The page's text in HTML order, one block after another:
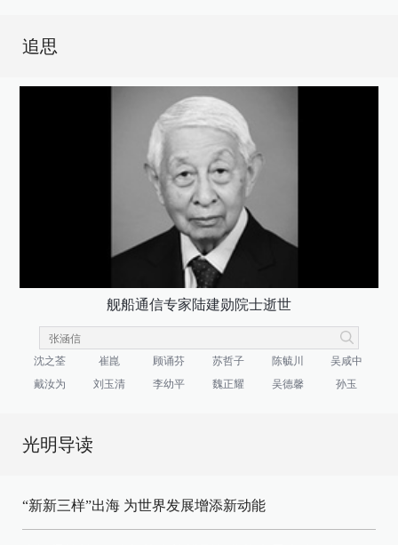
追思
舰船通信专家陆建勋院士逝世
沈之荃 崔崑 顾诵芬 苏哲子 陈毓川
吴咸中
戴汝为
刘玉清 李幼平 魏正耀 吴德馨 孙玉
光明导读
“新新三样”出海 为世界发展增添新动能